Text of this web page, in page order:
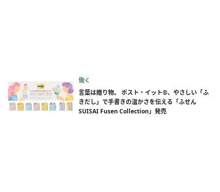
働く
言葉は贈り物。 ポスト・イット®、やさしい「ふ
きだし」で手書きの温かさを伝える「ふせん
SUISAI Fusen Collection」発売